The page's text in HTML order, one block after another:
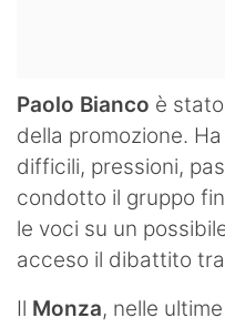
Paolo Bianco è
della promozione.
difficili, pressioni,
condotto il gruppo
le voci su un
acceso il dibattito
Il Monza, nelle